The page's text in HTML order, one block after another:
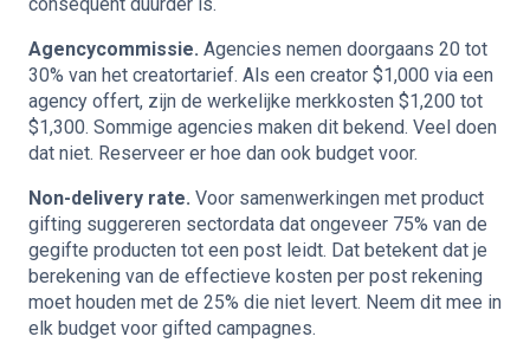
Agencycommissie. Agencies nemen doorgaans 20 tot
30% van het creatortarief. Als een creator $1,000 via een
agency offert, zijn de werkelijke merkkosten $1,200 tot
$1,300. Sommige agencies maken dit bekend. Veel doen
dat niet. Reserveer er hoe dan ook budget voor.
Non-delivery rate. Voor samenwerkingen met product
gifting suggereren sectordata dat ongeveer 75% van de
gegifte producten tot een post leidt. Dat betekent dat je
berekening van de effectieve kosten per post rekening
moet houden met de 25% die niet levert. Neem dit mee in
elk budget voor gifted campagnes.